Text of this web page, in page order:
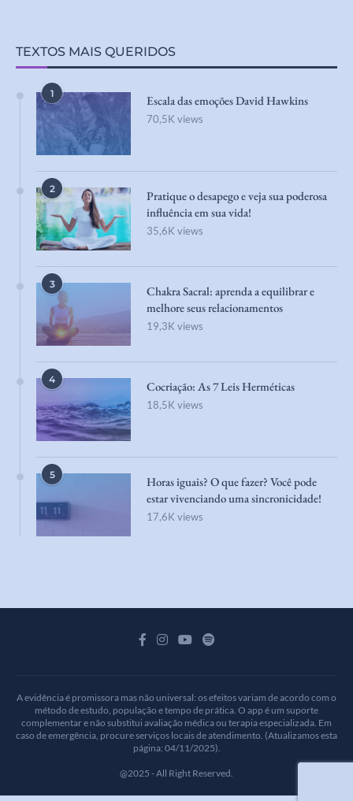
TEXTOS MAIS QUERIDOS
1 Escala das emoções David Hawkins
70,5K views
2
Pratique o desapego e veja sua poderosa
influência em sua vida!
35,6K views
3
Chakra Sacral: aprenda a equilibrar e
melhore seus relacionamentos
19,3K views
4 Cocriação: As 7 Leis Herméticas
18,5K views
5
Horas iguais? O que fazer? Você pode
estar vivenciando uma sincronicidade!
17,6K views
A evidência é promissora mas não universal: os efeitos variam de acordo com o
método de estudo, população e tempo de prática. O app é um suporte
complementar e não substitui avaliação médica ou terapia especializada. Em
caso de emergência, procure serviços locais de atendimento. (Atualizamos esta
página: 04/11/2025).
@2025 - All Right Reserved.